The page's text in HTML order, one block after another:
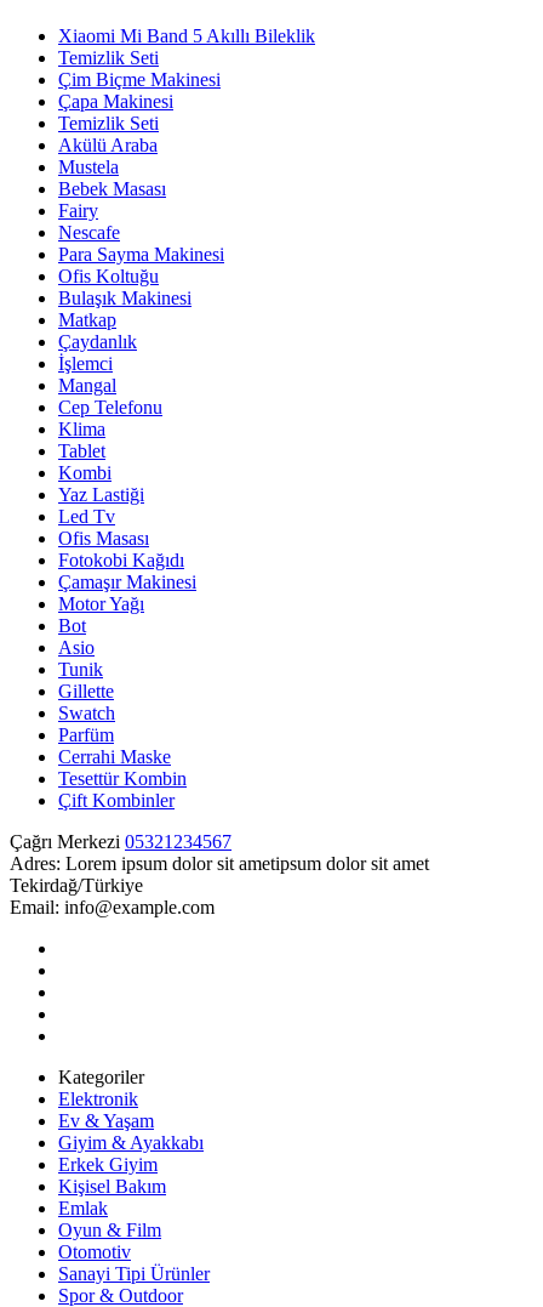
Xiaomi Mi Band 5 Akıllı Bileklik
Temizlik Seti
Çim Biçme Makinesi
Çapa Makinesi
Temizlik Seti
Akülü Araba
Mustela
Bebek Masası
Fairy
Nescafe
Para Sayma Makinesi
Ofis Koltuğu
Bulaşık Makinesi
Matkap
Çaydanlık
İşlemci
Mangal
Cep Telefonu
Klima
Tablet
Kombi
Yaz Lastiği
Led Tv
Ofis Masası
Fotokobi Kağıdı
Çamaşır Makinesi
Motor Yağı
Bot
Asio
Tunik
Gillette
Swatch
Parfüm
Cerrahi Maske
Tesettür Kombin
Çift Kombinler
Çağrı Merkezi 05321234567
Adres: Lorem ipsum dolor sit ametipsum dolor sit amet
Tekirdağ/Türkiye
Email: info@example.com
Kategoriler
Elektronik
Ev & Yaşam
Giyim & Ayakkabı
Erkek Giyim
Kişisel Bakım
Emlak
Oyun & Film
Otomotiv
Sanayi Tipi Ürünler
Spor & Outdoor